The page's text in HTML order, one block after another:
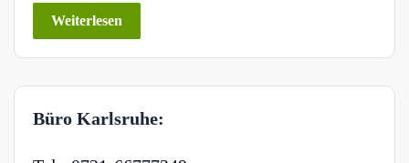
Weiterlesen
Büro Karlsruhe: